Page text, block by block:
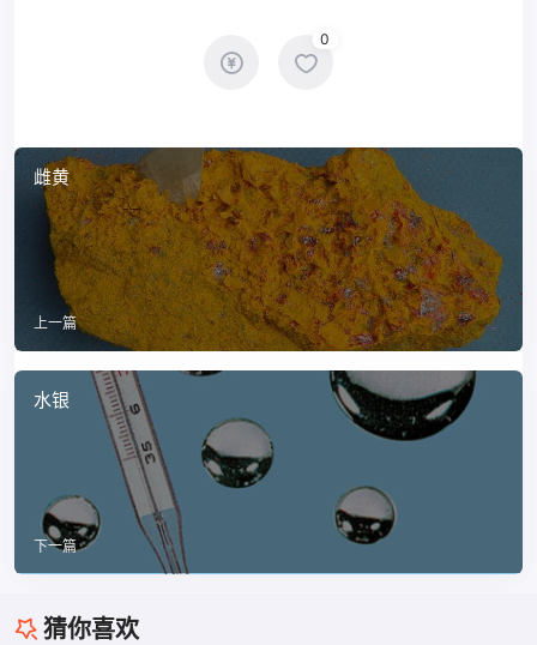
0
雌黄
上一篇
水银
下一篇
猜你喜欢